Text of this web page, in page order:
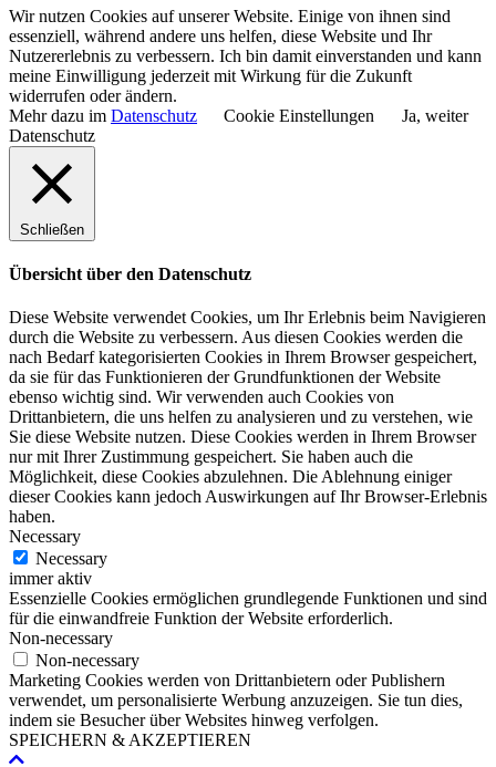
Wir nutzen Cookies auf unserer Website. Einige von ihnen sind
essenziell, während andere uns helfen, diese Website und Ihr
Nutzererlebnis zu verbessern. Ich bin damit einverstanden und kann
meine Einwilligung jederzeit mit Wirkung für die Zukunft
widerrufen oder ändern.
Mehr dazu im Datenschutz Cookie Einstellungen
Ja, weiter
Datenschutz
Schließen
Übersicht über den Datenschutz
Diese Website verwendet Cookies, um Ihr Erlebnis beim Navigieren
durch die Website zu verbessern. Aus diesen Cookies werden die
nach Bedarf kategorisierten Cookies in Ihrem Browser gespeichert,
da sie für das Funktionieren der Grundfunktionen der Website
ebenso wichtig sind. Wir verwenden auch Cookies von
Drittanbietern, die uns helfen zu analysieren und zu verstehen, wie
Sie diese Website nutzen. Diese Cookies werden in Ihrem Browser
nur mit Ihrer Zustimmung gespeichert. Sie haben auch die
Möglichkeit, diese Cookies abzulehnen. Die Ablehnung einiger
dieser Cookies kann jedoch Auswirkungen auf Ihr Browser-Erlebnis
haben.
Necessary
Necessary
immer aktiv
Essenzielle Cookies ermöglichen grundlegende Funktionen und sind
für die einwandfreie Funktion der Website erforderlich.
Non-necessary
Non-necessary
Marketing Cookies werden von Drittanbietern oder Publishern
verwendet, um personalisierte Werbung anzuzeigen. Sie tun dies,
indem sie Besucher über Websites hinweg verfolgen.
SPEICHERN & AKZEPTIEREN
Nach